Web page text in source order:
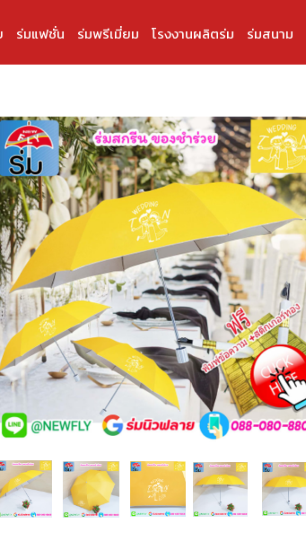
ร่มแฟชั่น ร่มพรีเมี่ยม โรงงานผลิตร่ม ร่มสนาม